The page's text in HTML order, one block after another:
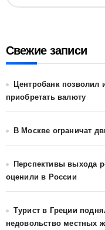
Свежие записи
Центробанк позволил
приобретать валюту
В Москве ограничат
Перспективы выхода
оценили в России
Турист в Греции
недовольство местных